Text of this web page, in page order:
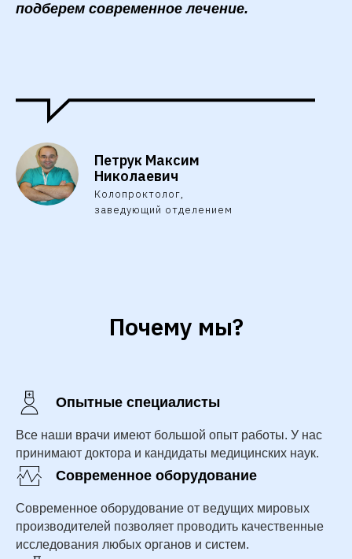
подберем современное лечение.
Петрук Максим
Николаевич
Колопроктолог,
заведующий отделением
Почему мы?
Опытные специалисты
Все наши врачи имеют большой опыт работы. У нас
принимают доктора и кандидаты медицинских наук.
Современное оборудование
Современное оборудование от ведущих мировых
производителей позволяет проводить качественные
исследования любых органов и систем.